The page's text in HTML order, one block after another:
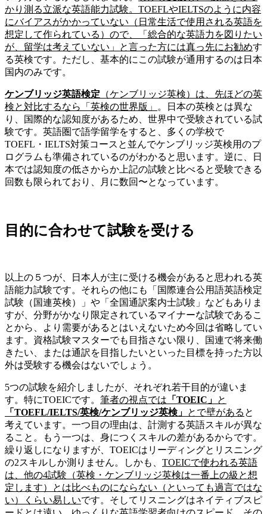
かり測る立派な英語能力試験。TOEFLやIELTSのように内容
にバイアスがかかっていない（日常生活で使用される英語を
想定して作られている）ので、「総合的な英語力を図りたい
が、留学は考えていない」と言った方には真っ先にお勧めす
る英検です。ただし、基本的にこの試験が通用するのは日本
国内のみです。
ケンブリッジ英語検定 （ケンブリッジ英検）は、先ほどの英
検と対比するなら「英検の世界版」
。日本の英検とは異な
り、国際的な認知度があるため、世界中で受験されている試
験です。英語圏で語学留学をすると、多くの学校で
TOEFL・IELTS対策コースと並んでケンブリッジ英検用のプ
ログラムも準備されているのがわかると思います。逆に、日
本では認知度の低さからか上記の試験と比べると受験できる
回数も限られており、月に数回〜となっています。
目的に合わせて試験を受ける
以上の５つが、日本人が主に受ける機会があると思われる英
語能力試験です。それらの他にも「国際連合公用語英語検定
試験（国連英検）」や「全国通訳案内士試験」などもありま
すが、分野がかなり限定されているマイナーな試験であるこ
とから、より需要があるとはいえないため今回は省略してい
ます。資格試験マスターでも目指さない限り、国連で将来働
きたい、または通訳を目指したいといった目標を持った方以
外は受験する機会はないでしょう。
5つの試験を紹介しましたが、それぞれ若干目的が違いま
す。特にTOEICです。 筆者の視点では 「TOEIC」 と
「TOEFL/IELTS/英検/ケンブリッジ英検」 とで壁がある と
考えています。一つ目の理由は、計測する英語スキルが異な
ること。もう一つは、身につくスキルの差があるからです。
繰り返しになりますが、TOEICはリーディングとリスニング
の2スキルしか測りません。しかも、 TOEICで使われる英語
は、他の4試験（英検・ケンブリッジ英検は一番上の級と想
定します）とは比べものにならない（といっても過言ではな
い）くらい易しいです。そしてリスニングはネイティブスピ